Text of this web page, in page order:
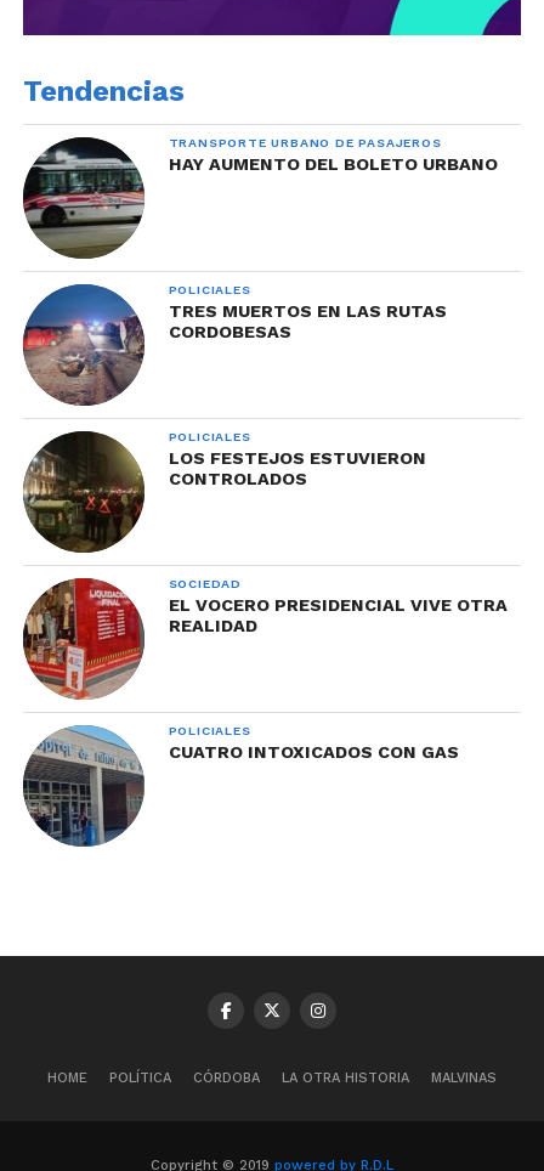
Tendencias
TRANSPORTE URBANO DE PASAJEROS
HAY AUMENTO DEL BOLETO URBANO
POLICIALES
TRES MUERTOS EN LAS RUTAS
CORDOBESAS
POLICIALES
LOS FESTEJOS ESTUVIERON
CONTROLADOS
SOCIEDAD
EL VOCERO PRESIDENCIAL VIVE OTRA
REALIDAD
POLICIALES
CUATRO INTOXICADOS CON GAS
HOME POLÍTICA CÓRDOBA LA OTRA HISTORIA MALVINAS
Copyright © 2019 powered by R.D.L